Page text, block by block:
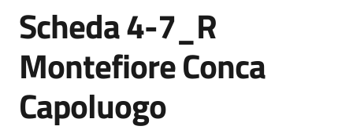
Documentazione
Comunicazione
Scheda 4-7_R
Montefiore Conca
Capoluogo